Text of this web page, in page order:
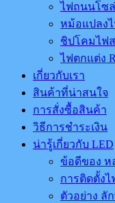
ไฟถนนโซ
หม้อแปลงไ
ชิปโคมไฟ
ไฟตกแต่ง
เกี่ยวกับเรา
สินค้าที่น่าสนใจ
การสั่งซื้อสินค้า
วิธีการชำระเงิน
น่ารู้เกี่ยวกับ LED
ข้อดีของ ห
การติดตั้งไ
ตัวอย่าง ลั